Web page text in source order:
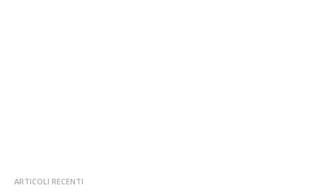
ARTICOLI RECENTI